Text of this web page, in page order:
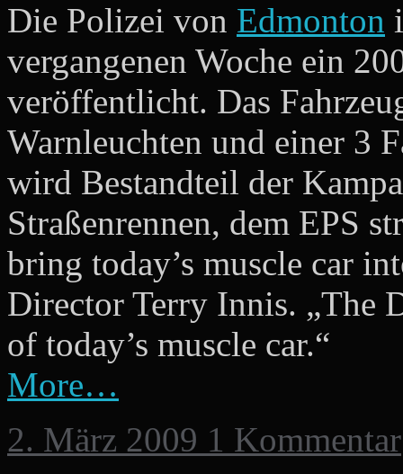
Die Polizei von Edmonton
vergangenen Woche ein
veröffentlicht. Das
Warnleuchten und einer 3
wird Bestandteil der
Straßenrennen, dem EPS
bring today’s muscle car
Director Terry Innis. „The
of today’s muscle car.“
More…
2. März 2009 1 Kommentar